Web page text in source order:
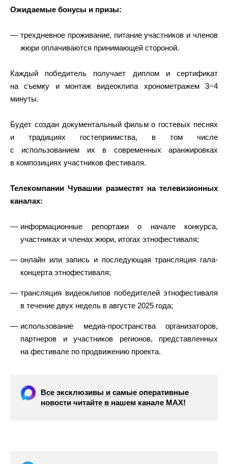
Ожидаемые бонусы и призы:
трехдневное проживание, питание участников и членов
жюри оплачиваются принимающей стороной.
Каждый победитель получает диплом и сертификат
на съемку и монтаж видеоклипа хронометражем 3−4
минуты.
Будет создан документальный фильм о гостевых песнях
и традициях гостеприимства, в том числе
с использованием их в современных аранжировках
в композициях участников фестиваля.
Телекомпании Чувашии разместят на телевизионных
каналах:
информационные репортажи о начале конкурса,
участниках и членах жюри, итогах этнофестиваля;
онлайн или запись и последующая трансляция гала-
концерта этнофестиваля;
трансляция видеоклипов победителей этнофестиваля
в течение двух недель в августе 2025 года;
использование медиа-пространства организаторов,
партнеров и участников регионов, представленных
на фестивале по продвижению проекта.
Все эксклюзивы и самые оперативные
новости читайте в нашем канале МАХ!